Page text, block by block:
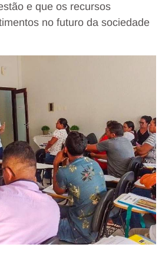
e que os recursos
no futuro da sociedade